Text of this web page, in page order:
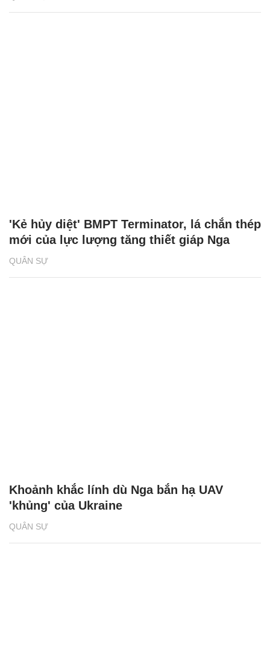
QUÂN SỰ
'Kẻ hủy diệt' BMPT Terminator, lá chắn thép
mới của lực lượng tăng thiết giáp Nga
QUÂN SỰ
Khoảnh khắc lính dù Nga bắn hạ UAV
'khủng' của Ukraine